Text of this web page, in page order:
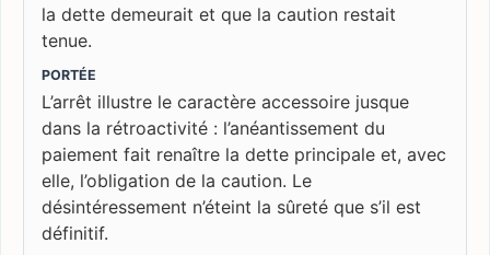
la dette demeurait et que la caution restait
tenue.
PORTÉE
L’arrêt illustre le caractère accessoire jusque
dans la rétroactivité : l’anéantissement du
paiement fait renaître la dette principale et, avec
elle, l’obligation de la caution. Le
désintéressement n’éteint la sûreté que s’il est
définitif.